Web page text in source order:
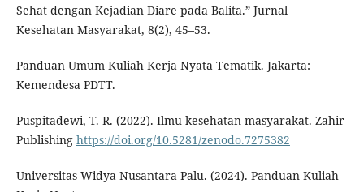
Sehat dengan Kejadian Diare pada Balita.” Jurnal
Kesehatan Masyarakat, 8(2), 45–53.
Panduan Umum Kuliah Kerja Nyata Tematik. Jakarta:
Kemendesa PDTT.
Puspitadewi, T. R. (2022). Ilmu kesehatan masyarakat. Zahir
Publishing https://doi.org/10.5281/zenodo.7275382
Universitas Widya Nusantara Palu. (2024). Panduan Kuliah